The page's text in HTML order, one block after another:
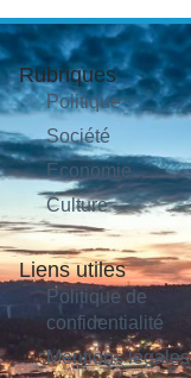
Rubriques
Politique
Société
Économie
Culture
Liens utiles
Politique de
confidentialité
Mentions légales